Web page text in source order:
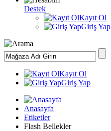
Destek
Kayıt Ol
Giriş Yap
Kayıt Ol
Giriş Yap
Anasayfa
Etiketler
Flash Bellekler